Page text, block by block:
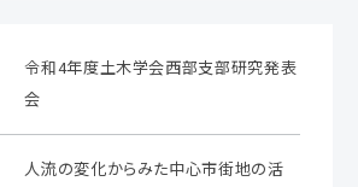
令和4年度土木学会西部支部研究発表
会
人流の変化からみた中心市街地の活